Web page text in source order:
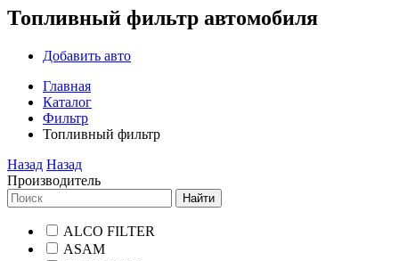
Топливный фильтр автомобиля
Добавить авто
Главная
Каталог
Фильтр
Топливный фильтр
Назад Назад
Производитель
Найти
ALCO FILTER
ASAM